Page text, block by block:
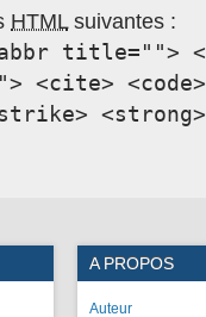
HTMLsuivantes :
title="">
<cite>
<strong>
A PROPOS
Auteur